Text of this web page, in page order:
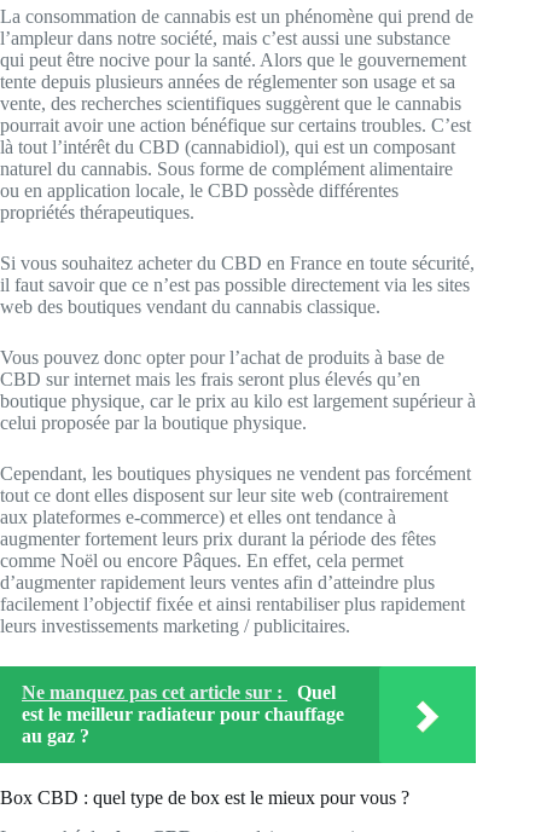
La consommation de cannabis est un phénomène qui prend de
l’ampleur dans notre société, mais c’est aussi une substance
qui peut être nocive pour la santé. Alors que le gouvernement
tente depuis plusieurs années de réglementer son usage et sa
vente, des recherches scientifiques suggèrent que le cannabis
pourrait avoir une action bénéfique sur certains troubles. C’est
là tout l’intérêt du CBD (cannabidiol), qui est un composant
naturel du cannabis. Sous forme de complément alimentaire
ou en application locale, le CBD possède différentes
propriétés thérapeutiques.
Si vous souhaitez acheter du CBD en France en toute sécurité,
il faut savoir que ce n’est pas possible directement via les sites
web des boutiques vendant du cannabis classique.
Vous pouvez donc opter pour l’achat de produits à base de
CBD sur internet mais les frais seront plus élevés qu’en
boutique physique, car le prix au kilo est largement supérieur à
celui proposée par la boutique physique.
Cependant, les boutiques physiques ne vendent pas forcément
tout ce dont elles disposent sur leur site web (contrairement
aux plateformes e-commerce) et elles ont tendance à
augmenter fortement leurs prix durant la période des fêtes
comme Noël ou encore Pâques. En effet, cela permet
d’augmenter rapidement leurs ventes afin d’atteindre plus
facilement l’objectif fixée et ainsi rentabiliser plus rapidement
leurs investissements marketing / publicitaires.
Ne manquez pas cet article sur :
Quel
est le meilleur radiateur pour chauffage
au gaz ?
Box CBD : quel type de box est le mieux pour vous ?